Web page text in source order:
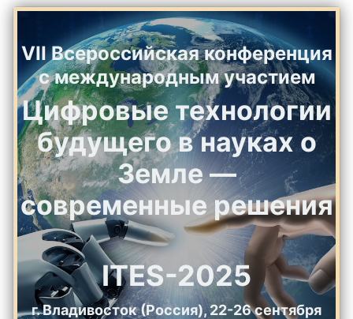
VII Всероссийская конференция
с международным участием
Цифровые технологии
будущего в науках о
Земле —
современные решения
ITES-2025
г. Владивосток (Россия), 22-26 сентября